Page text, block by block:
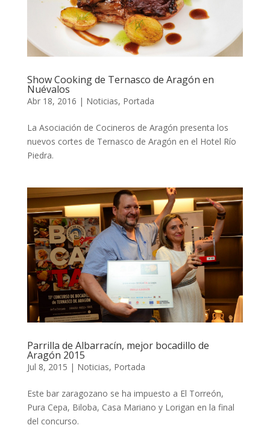
Show Cooking de Ternasco de Aragón en
Nuévalos
Abr 18, 2016 | Noticias, Portada
La Asociación de Cocineros de Aragón presenta los
nuevos cortes de Ternasco de Aragón en el Hotel Río
Piedra.
Parrilla de Albarracín, mejor bocadillo de
Aragón 2015
Jul 8, 2015 | Noticias, Portada
Este bar zaragozano se ha impuesto a El Torreón,
Pura Cepa, Biloba, Casa Mariano y Lorigan en la final
del concurso.